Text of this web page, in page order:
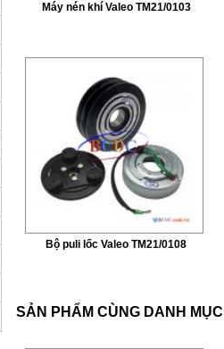
Máy nén khí Valeo TM21/0103
Bộ puli lốc Valeo TM21/0108
SẢN PHẨM CÙNG DANH